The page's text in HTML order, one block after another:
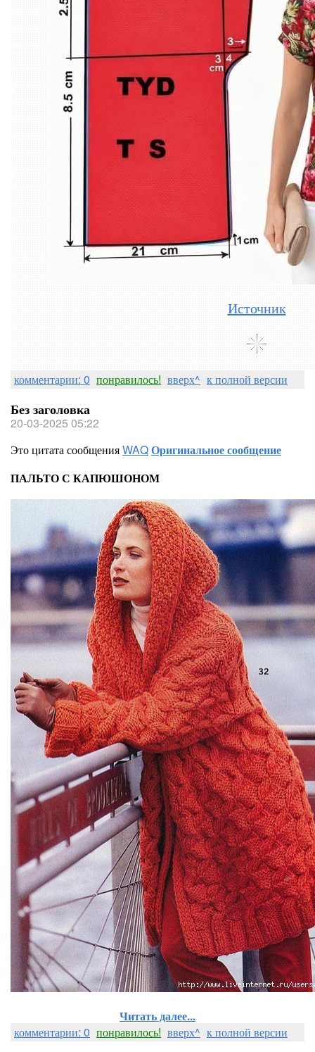
Источник
комментарии: 0 понравилось! вверх^ к полной версии
Без заголовка
20-03-2025 05:22
Это цитата сообщенияWAQОригинальное сообщение
ПАЛЬТО С КАПЮШОНОМ
Читать далее...
комментарии: 0 понравилось! вверх^ к полной версии